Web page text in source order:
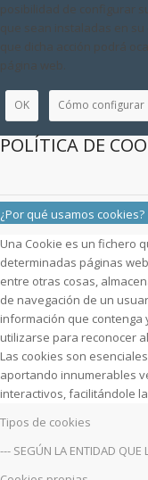
posibilidad de configurar
que sean instaladas en
que dicha acción podrá
página web.
OK Cómo configurar
POLÍTICA DE
¿Por qué usamos cookies?
Una Cookie es un fichero
determinadas páginas
entre otras cosas,
de navegación de un
información que contenga
utilizarse para reconocer
Las cookies son
aportando innumerables
interactivos, facilitándole
Tipos de cookies
--- SEGÚN LA ENTIDAD QUE